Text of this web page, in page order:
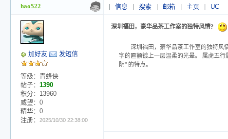
投票帖
交易帖
小字报
hao522
信息 搜索 邮箱 主页 UC
加好友 发短信
等级：青蜂侠
帖子： 1390
积分：13960
威望：0
精华：0
注册：
2025/10/30 22:38:00
深圳福田，豪华品茶工作室的独特风情?
深圳福田，豪华品茶工作室的独特风
字的匾额镀上一层温柔的光晕。 属虎五
阴" 的特点。